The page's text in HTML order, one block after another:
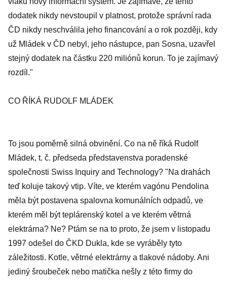
dodatek nikdy nevstoupil v platnost, protože správní rada
ČD nikdy neschválila jeho financování a o rok později, kdy
už Mládek v ČD nebyl, jeho nástupce, pan Sosna, uzavřel
stejný dodatek na částku 220 miliónů korun. To je zajímavý
rozdíl."
CO ŘÍKÁ RUDOLF MLÁDEK
To jsou poměrně silná obvinění. Co na ně říká Rudolf
Mládek, t. č. předseda představenstva poradenské
společnosti Swiss Inquiry and Technology? "Na drahách
teď koluje takový vtip. Víte, ve kterém vagónu Pendolina
měla být postavena spalovna komunálních odpadů, ve
kterém měl být teplárenský kotel a ve kterém větrná
elektrárna? Ne? Ptám se na to proto, že jsem v listopadu
1997 odešel do ČKD Dukla, kde se vyráběly tyto
záležitosti. Kotle, větrné elektrárny a tlakové nádoby. Ani
jediný šroubeček nebo matička nešly z této firmy do